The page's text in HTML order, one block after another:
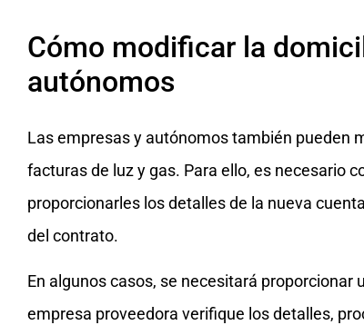
Cómo modificar la
autónomos
Las empresas y autónomos también pueden
facturas de luz y gas. Para ello, es necesario
proporcionarles los detalles de la nueva
del contrato.
En algunos casos, se necesitará proporcionar
empresa proveedora verifique los detalles,